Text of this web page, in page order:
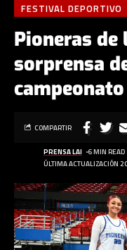
FESTIVAL DEPORTIVO
Pioneras de
sorprensa
ÚLTIMA ACTUALIZACIÓN
PRENSA LAI 6 MIN READ
COMPARTIR